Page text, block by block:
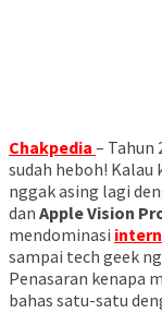
Chakpedia – Tahun
sudah heboh! Kalau
nggak asing lagi
dan Apple Vision
mendominasi
sampai tech geek
Penasaran kenapa
bahas satu-satu